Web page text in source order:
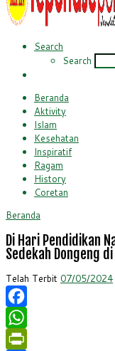
Search
Search
Beranda
Aktivity
Islam
Kesehatan
Inspiratif
Ragam
History
Coretan
Beranda
Di Hari Pendidikan
Sedekah Dongeng
Telah Terbit 07/05/2024
Facebook
WhatsApp